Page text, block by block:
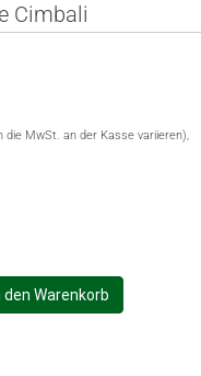
Cimbali
die MwSt. an der Kasse variieren),
den Warenkorb